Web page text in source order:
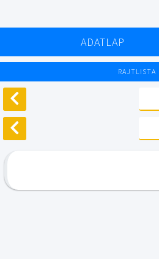
ADATLAP
RAJTLISTA